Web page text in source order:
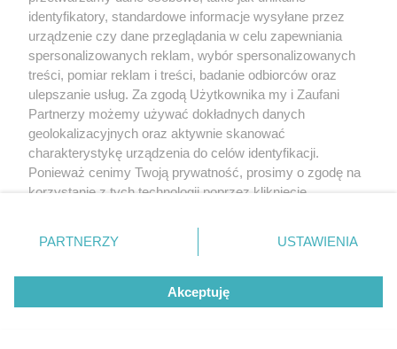
identyfikatory, standardowe informacje wysyłane przez
urządzenie czy dane przeglądania w celu zapewniania
spersonalizowanych reklam, wybór spersonalizowanych
treści, pomiar reklam i treści, badanie odbiorców oraz
ulepszanie usług. Za zgodą Użytkownika my i Zaufani
Partnerzy możemy używać dokładnych danych
geolokalizacyjnych oraz aktywnie skanować
charakterystykę urządzenia do celów identyfikacji.
Ponieważ cenimy Twoją prywatność, prosimy o zgodę na
korzystanie z tych technologii poprzez kliknięcie
zmienić/wycofać klikając przycisk ustawień prywatności
znajdujący się w lewym dolnym rogu strony
rodzaje przetwarzania danych nie wymagają zgody
użytkownika, ale masz prawo sprzeciwić się takiemu
przetwarzaniu. Preferencje będą miały zastosowanie tylko
PARTNERZY USTAWIENIA
Akceptuję